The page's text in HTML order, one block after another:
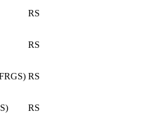
RS
RS
RS
RS